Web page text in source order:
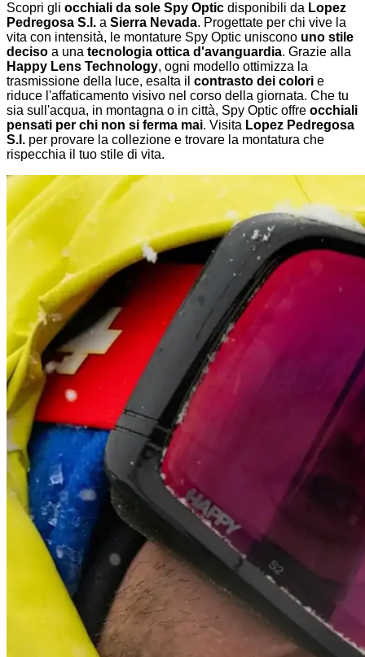
Scopri gli occhiali da sole Spy Optic disponibili da Lopez
Pedregosa S.l. a Sierra Nevada. Progettate per chi vive la
vita con intensità, le montature Spy Optic uniscono uno stile
deciso a una tecnologia ottica d'avanguardia. Grazie alla
Happy Lens Technology, ogni modello ottimizza la
trasmissione della luce, esalta il contrasto dei colori e
riduce l'affaticamento visivo nel corso della giornata. Che tu
sia sull'acqua, in montagna o in città, Spy Optic offre occhiali
pensati per chi non si ferma mai. Visita Lopez Pedregosa
S.l. per provare la collezione e trovare la montatura che
rispecchia il tuo stile di vita.